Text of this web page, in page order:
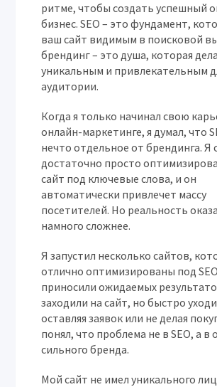
ритме, чтобы создать успешный
бизнес. SEO – это фундамент,
ваш сайт видимым в поисковой
брендинг – это душа, которая
уникальным и привлекательным
аудитории.
Когда я только начинал свою
онлайн-маркетинге, я думал, что
нечто отдельное от брендинга. Я
достаточно просто
сайт под ключевые слова, и он
автоматически привлечет массу
посетителей. Но реальность
намного сложнее.
Я запустил несколько сайтов,
отлично оптимизированы под
приносили ожидаемых
заходили на сайт, но быстро
оставляя заявок или не делая
понял, что проблема не в SEO, а в
сильного бренда.
Мой сайт не имел уникального